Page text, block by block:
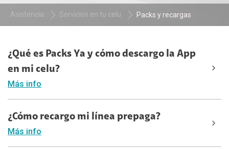
Asistencia Servicios en tu celu Packs y recargas
¿Qué es Packs Ya y cómo descargo la App
en mi celu?
Más info
¿Cómo recargo mi línea prepaga?
Más info